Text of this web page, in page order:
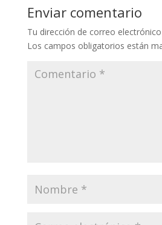
Enviar comentario
Tu dirección de correo
Los campos obligatorios están